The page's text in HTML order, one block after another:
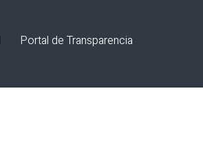
Portal de Transparencia